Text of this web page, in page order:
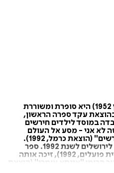
סמדר הרצפלד (נולדה ב-4 במרץ 1952) היא סופרת ומשוררת
יצא לאור בהוצאת עקד ספרה הראשון,
בסוף שנות ה-80 עבדה במוסד לילדים חירשים
לא אני - מסע אל העולם
שמאחורי השלט: מעון לילדים חרשים" (הוצאת כרמל, 1992).
הספר זיכה אותה בפרס של הקרן לירושלים לשנת 1992. ספר
שיריה השני, "שושנֵי דוּמָה" (ספרית פועלים, 1992), זיכה אותה
ב-1994 יצא לאור הרומן "אינתא עומרי" (הוצאת